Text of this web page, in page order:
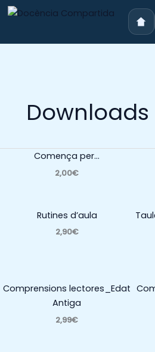
Downloads
Comença per…
2,00€
Rutines d’aula
2,90€
Comprensions lectores_Edat
Antiga
2,99€